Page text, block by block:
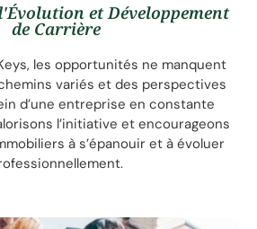
et Développement
de Carrière
les opportunités ne manquent
variés et des perspectives
d’une entreprise en constante
l’initiative et encourageons
à s’épanouir et à évoluer